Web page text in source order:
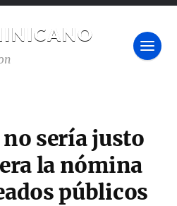
sería justo
la nómina
públicos